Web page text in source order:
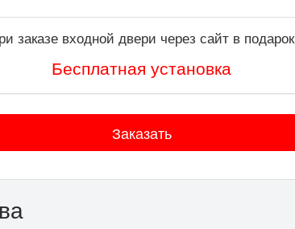
заказе входной двери через сайт в подарок
Бесплатная установка
Заказать